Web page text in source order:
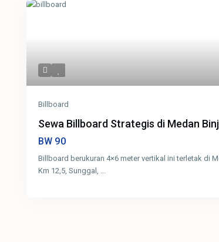
Billboard
Sewa Billboard Strategis di Medan
BW 90
Billboard berukuran 4×6 meter vertikal ini terletak di
Km 12,5, Sunggal, ...